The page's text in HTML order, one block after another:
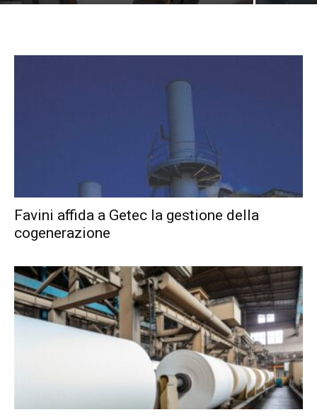
Favini affida a Getec la gestione della
cogenerazione